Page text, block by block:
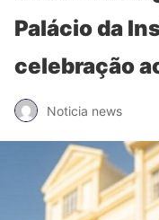
Palácio da
celebração
Noticia news